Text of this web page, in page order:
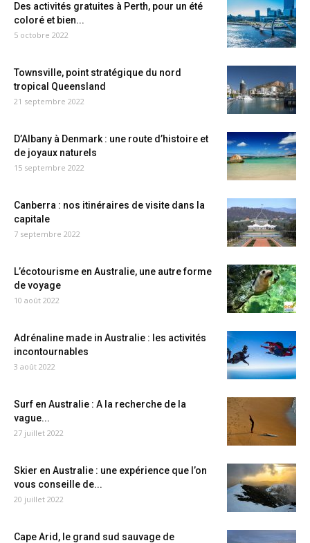
Des activités gratuites à Perth, pour un été
coloré et bien...
5 octobre 2022
Townsville, point stratégique du nord
tropical Queensland
21 septembre 2022
D’Albany à Denmark : une route d’histoire et
de joyaux naturels
15 septembre 2022
Canberra : nos itinéraires de visite dans la
capitale
7 septembre 2022
L’écotourisme en Australie, une autre forme
de voyage
10 août 2022
Adrénaline made in Australie : les activités
incontournables
3 août 2022
Surf en Australie : A la recherche de la
vague...
27 juillet 2022
Skier en Australie : une expérience que l’on
vous conseille de...
20 juillet 2022
Cape Arid, le grand sud sauvage de